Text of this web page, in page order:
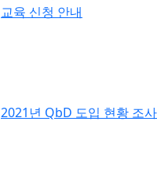
교육 신청 안내
2021년 QbD 도입 현황 조